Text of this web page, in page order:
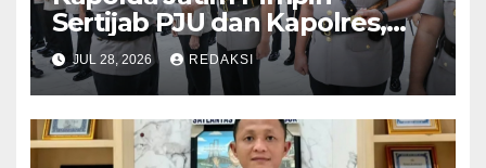
Sertijab PJU dan Kapolres,
Perkuat Regenerasi
Kepemimpinan dan
Pelayanan Presisi
JUL 28, 2026 REDAKSI